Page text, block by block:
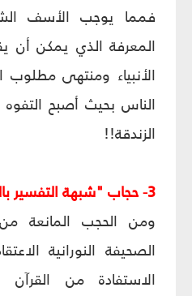
فمما يوجب الأسف
المعرفة الذي يمكن أن
الأنبياء ومنتهى
الناس بحيث أصبح
الزندقة!!
3- حجاب "شبهة التفسير بالرأي":
ومن الحجب المانعة
الصحيفة النورانية
الاستفادة من القرآن